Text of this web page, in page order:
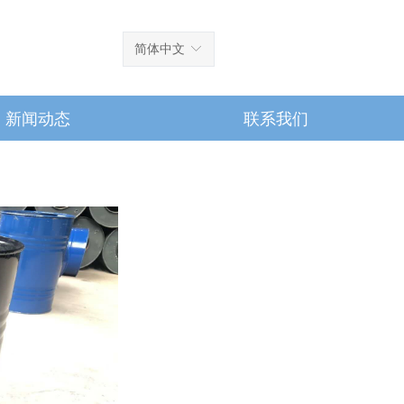
新闻动态 联系我们
ꀅ
简体中文